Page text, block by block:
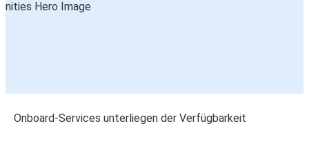
Onboard-Services unterliegen der Verfügbarkeit